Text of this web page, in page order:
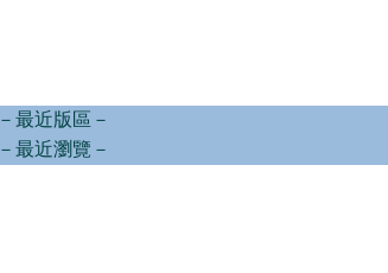
－最近版區－
－最近瀏覽－